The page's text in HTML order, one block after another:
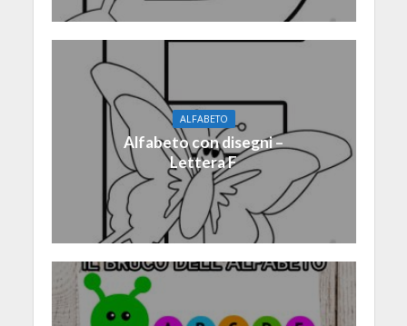
ALFABETO
Alfabeto con disegni –
Lettera F